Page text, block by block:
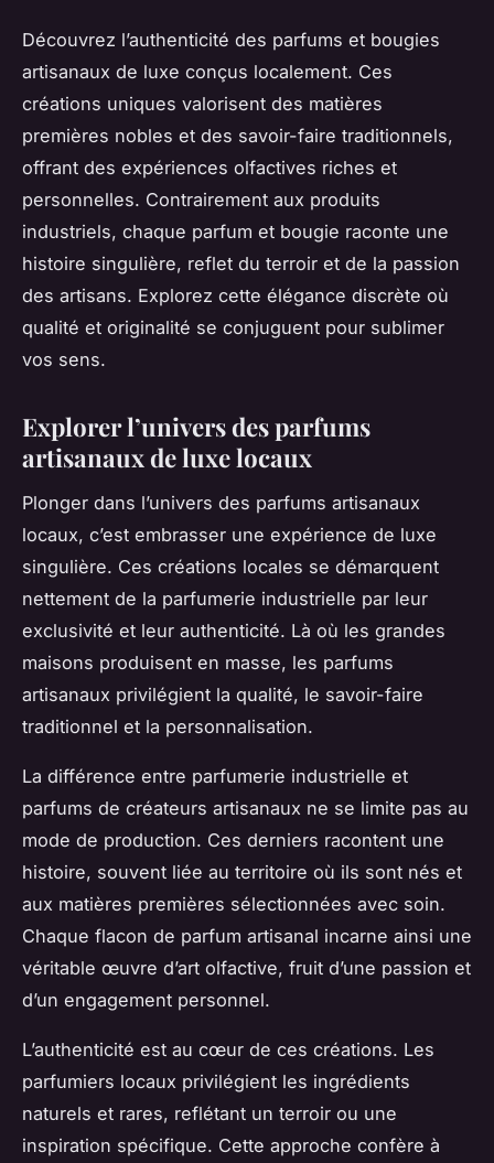
Découvrez l’authenticité des parfums et bougies
artisanaux de luxe conçus localement. Ces
créations uniques valorisent des matières
premières nobles et des savoir-faire traditionnels,
offrant des expériences olfactives riches et
personnelles. Contrairement aux produits
industriels, chaque parfum et bougie raconte une
histoire singulière, reflet du terroir et de la passion
des artisans. Explorez cette élégance discrète où
qualité et originalité se conjuguent pour sublimer
vos sens.
Explorer l’univers des parfums
artisanaux de luxe locaux
Plonger dans l’univers des parfums artisanaux
locaux, c’est embrasser une expérience de luxe
singulière. Ces créations locales se démarquent
nettement de la parfumerie industrielle par leur
exclusivité et leur authenticité. Là où les grandes
maisons produisent en masse, les parfums
artisanaux privilégient la qualité, le savoir-faire
traditionnel et la personnalisation.
La différence entre parfumerie industrielle et
parfums de créateurs artisanaux ne se limite pas au
mode de production. Ces derniers racontent une
histoire, souvent liée au territoire où ils sont nés et
aux matières premières sélectionnées avec soin.
Chaque flacon de parfum artisanal incarne ainsi une
véritable œuvre d’art olfactive, fruit d’une passion et
d’un engagement personnel.
L’authenticité est au cœur de ces créations. Les
parfumiers locaux privilégient les ingrédients
naturels et rares, reflétant un terroir ou une
inspiration spécifique. Cette approche confère à